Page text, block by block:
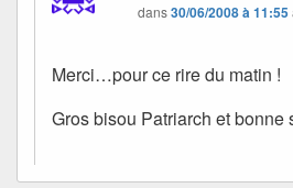
dans30/06/2008 à 11:55
Merci…pour ce rire du matin !
Gros bisou Patriarch et bonne